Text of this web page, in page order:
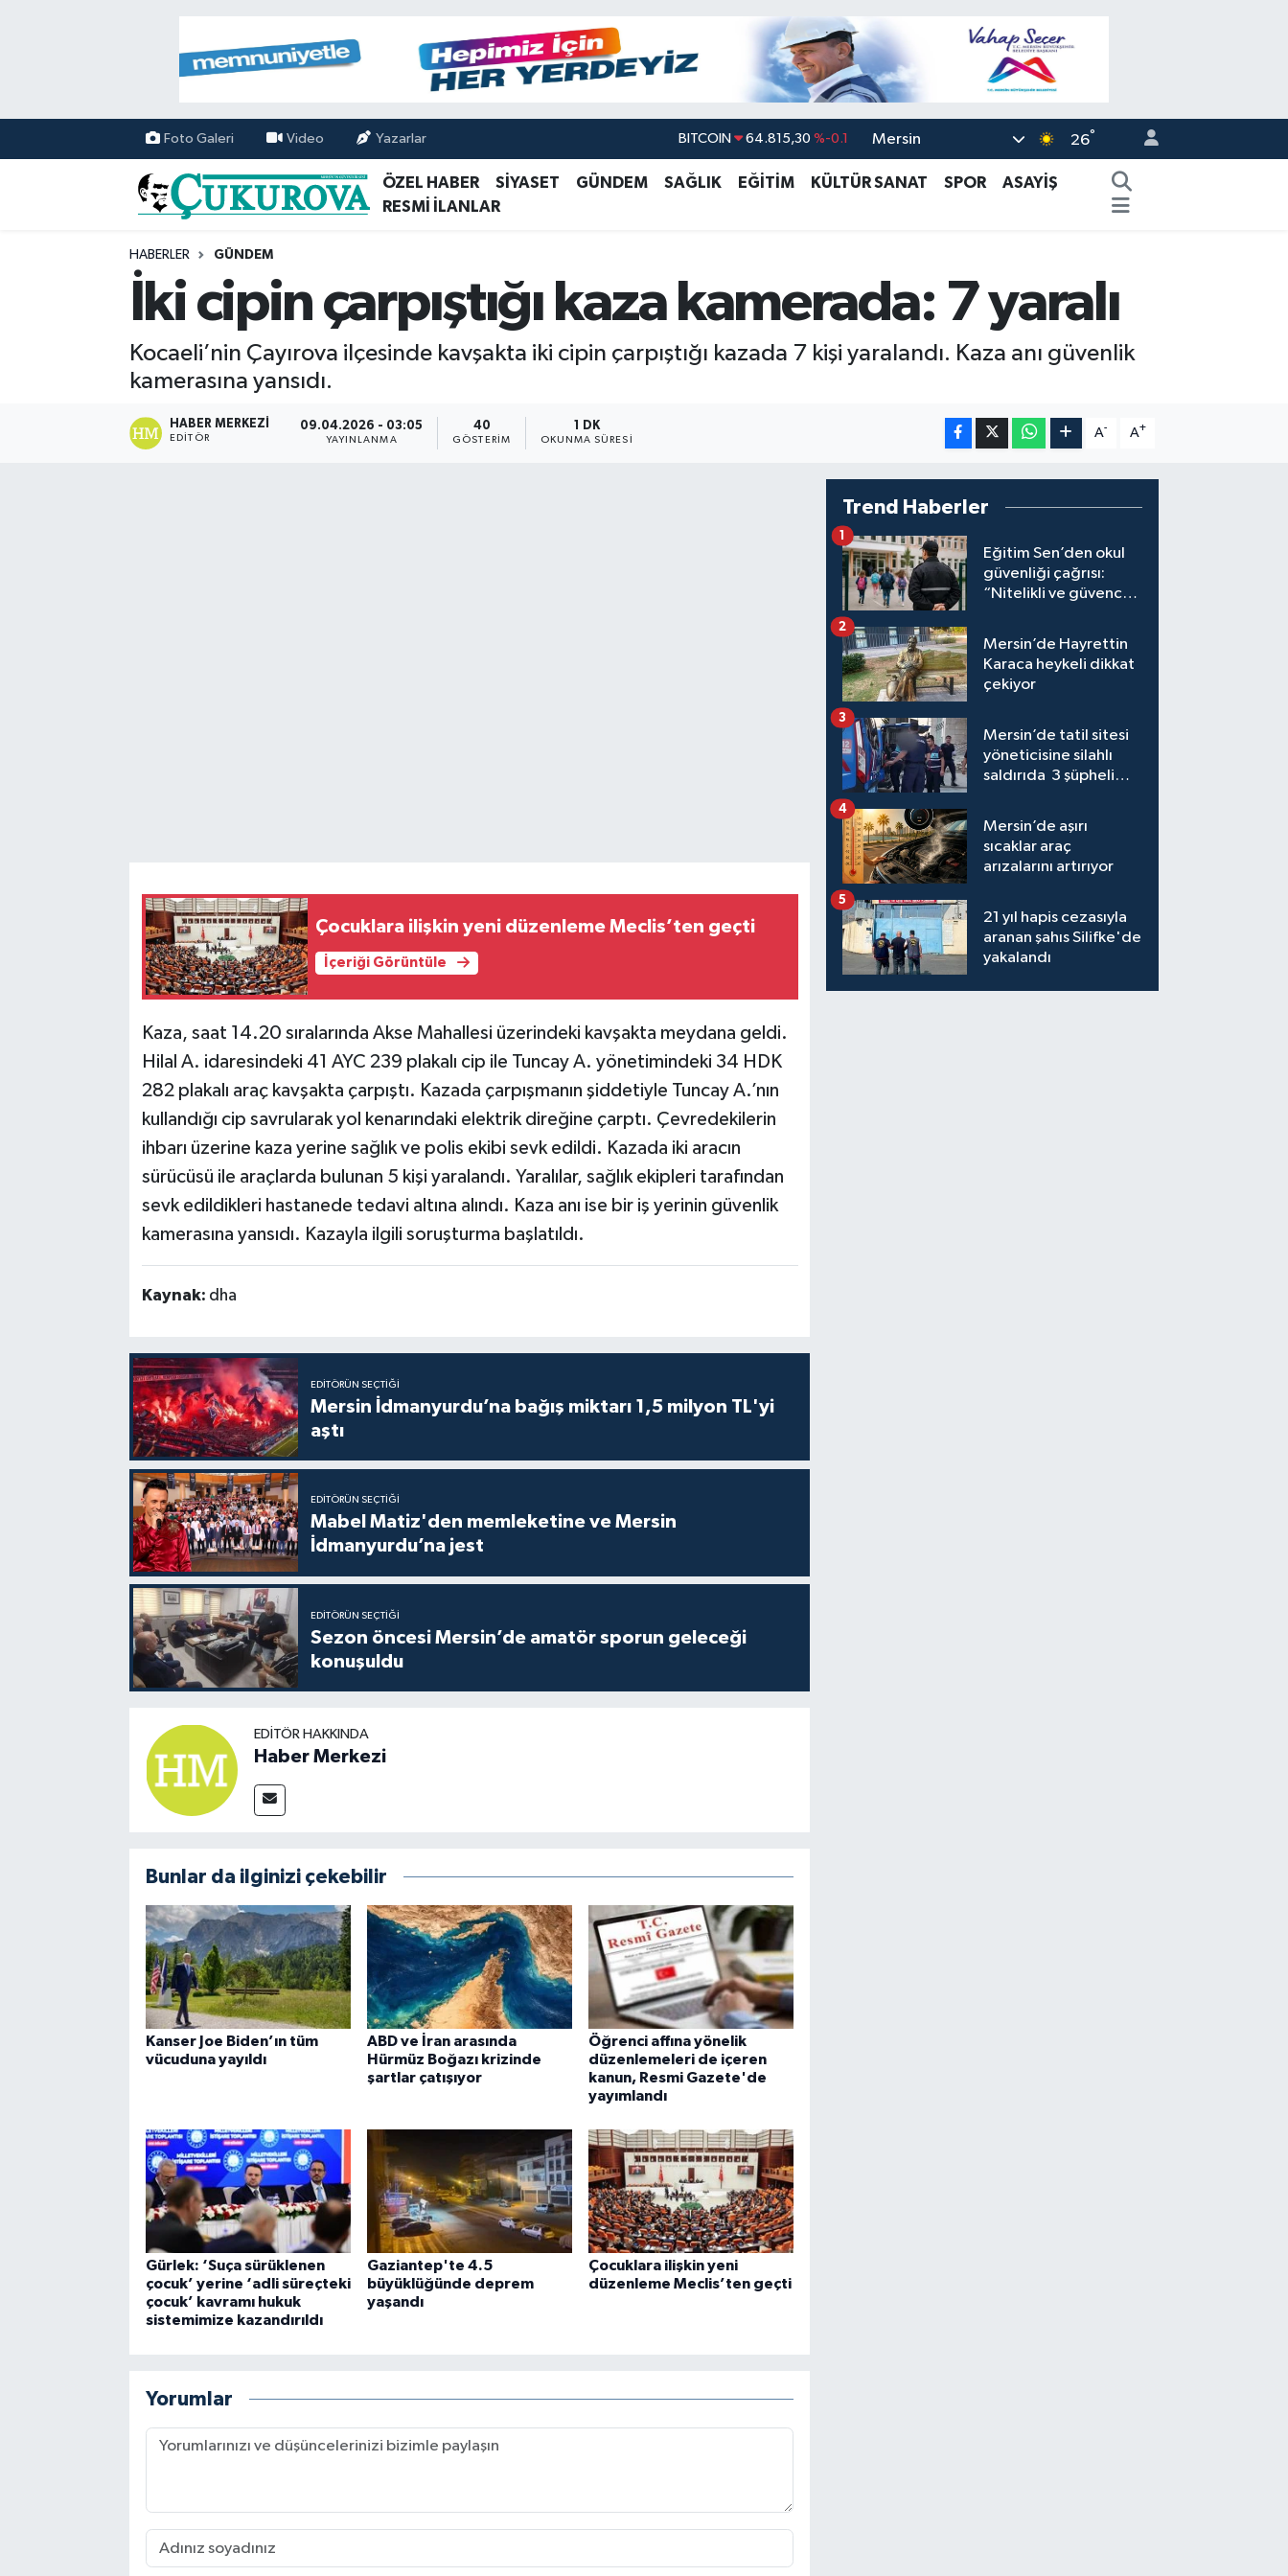
Foto Galeri Video Yazarlar
DOLAR 47,7436 %0.18
BİST100 13.779 %-14
Mersin 26°
ÖZEL HABER SİYASET GÜNDEM SAĞLIK EĞİTİM KÜLTÜR SANAT SPOR
ASAYİŞ
RESMİ İLANLAR
HABERLER GÜNDEM
İki cipin çarpıştığı kaza kamerada: 7 yaralı
Kocaeli’nin Çayırova ilçesinde kavşakta iki cipin çarpıştığı kazada 7 kişi yaralandı. Kaza anı güvenlik
kamerasına yansıdı.
HABER MERKEZI
EDITÖR
09.04.2026 - 03:05
YAYINLANMA
40
GÖSTERIM
1 DK
OKUNMA SÜRESI
A- A+
Çocuklara ilişkin yeni düzenleme Meclis’ten geçti
İçeriği Görüntüle
Kaza, saat 14.20 sıralarında Akse Mahallesi üzerindeki kavşakta meydana geldi.
Hilal A. idaresindeki 41 AYC 239 plakalı cip ile Tuncay A. yönetimindeki 34 HDK
282 plakalı araç kavşakta çarpıştı. Kazada çarpışmanın şiddetiyle Tuncay A.’nın
kullandığı cip savrularak yol kenarındaki elektrik direğine çarptı. Çevredekilerin
ihbarı üzerine kaza yerine sağlık ve polis ekibi sevk edildi. Kazada iki aracın
sürücüsü ile araçlarda bulunan 5 kişi yaralandı. Yaralılar, sağlık ekipleri tarafından
sevk edildikleri hastanede tedavi altına alındı. Kaza anı ise bir iş yerinin güvenlik
kamerasına yansıdı. Kazayla ilgili soruşturma başlatıldı.
Kaynak: dha
EDITÖRÜN SEÇTIĞI
Mersin İdmanyurdu’na bağış miktarı 1,5 milyon TL'yi
aştı
EDITÖRÜN SEÇTIĞI
Mabel Matiz'den memleketine ve Mersin
İdmanyurdu’na jest
EDITÖRÜN SEÇTIĞI
Sezon öncesi Mersin’de amatör sporun geleceği
konuşuldu
EDITÖR HAKKINDA
Haber Merkezi
Bunlar da ilginizi çekebilir
Kanser Joe Biden’ın tüm
vücuduna yayıldı
ABD ve İran arasında
Hürmüz Boğazı krizinde
şartlar çatışıyor
Öğrenci affına yönelik
düzenlemeleri de içeren
kanun, Resmi Gazete'de
yayımlandı
Gürlek: ‘Suça sürüklenen
çocuk’ yerine ‘adli süreçteki
çocuk’ kavramı hukuk
sistemimize kazandırıldı
Gaziantep'te 4.5
büyüklüğünde deprem
yaşandı
Çocuklara ilişkin yeni
düzenleme Meclis’ten geçti
Yorumlar
Trend Haberler
Eğitim Sen’den okul
güvenliği çağrısı:
“Nitelikli ve güvenceli
1
Mersin’de Hayrettin
Karaca heykeli dikkat
çekiyor
2
Mersin’de tatil sitesi
yöneticisine silahlı
saldırıda 3 şüpheli
3
Mersin’de aşırı
sıcaklar araç
arızalarını artırıyor
4
21 yıl hapis cezasıyla
aranan şahıs Silifke'de
yakalandı
5
Mersin Nöbetçi Eczaneler
Mersin Hava Durumu
Mersin Namaz Vakitleri
Mersin Trafik Yoğunluk Haritası
Süper Lig Puan Durumu ve Fikstür
Tüm Manşetler
Son Dakika Haberleri
Haber Arşivi